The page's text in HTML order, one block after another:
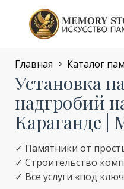
Главная Каталог
Установка
надгробий
Караганде |
✓ Памятники от
✓ Строительство
✓ Все услуги «под